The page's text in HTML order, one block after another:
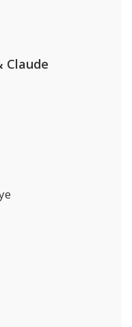
Claude